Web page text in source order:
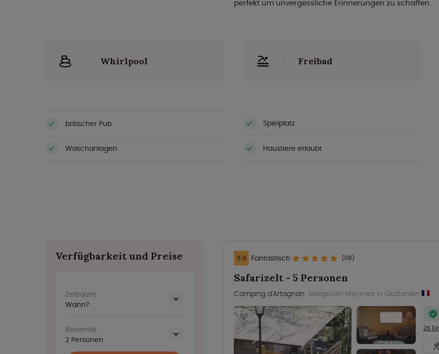
perfekt um unvergessliche Erinnerungen zu schaffen.
Whirlpool Freibad
britischer Pub Spielplatz
Waschanlagen Haustiere erlaubt
Verfügbarkeit und Preise
Zeitraum
Wann?
Reisende
2 Personen
9.8 Fantastisch (118)
Safarizelt - 5 Personen
Camping d'Artagnan Margouët-Meymes in Okzitanien
26